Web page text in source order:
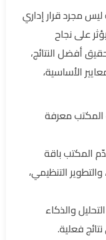
مجرد قرار إداري
على نجاح
أفضل النتائج،
الأساسية،
المكتب معرفة
المكتب باقة
التنظيمي،
والذكاء
فعلية.